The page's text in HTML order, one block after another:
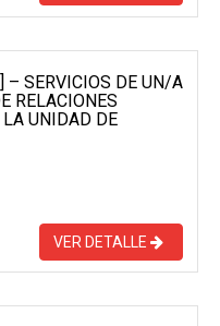
SERVICIOS DE UN/A
RELACIONES
UNIDAD DE
VER DETALLE